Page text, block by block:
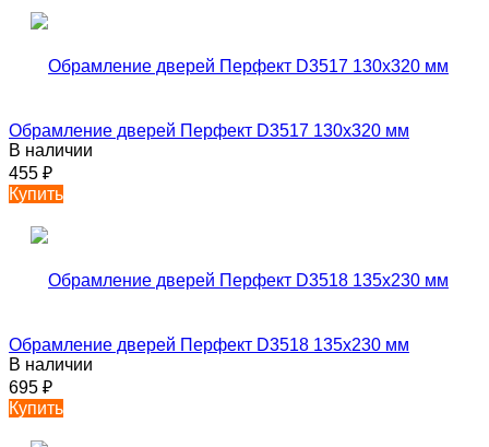
Обрамление дверей Перфект D3517 130х320 мм
В наличии
455 ₽
Купить
Обрамление дверей Перфект D3518 135х230 мм
В наличии
695 ₽
Купить